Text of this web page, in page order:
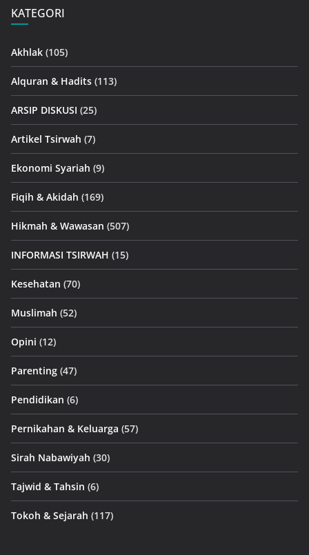
KATEGORI
Akhlak (105)
Alquran & Hadits (113)
ARSIP DISKUSI (25)
Artikel Tsirwah (7)
Ekonomi Syariah (9)
Fiqih & Akidah (169)
Hikmah & Wawasan (507)
INFORMASI TSIRWAH (15)
Kesehatan (70)
Muslimah (52)
Opini (12)
Parenting (47)
Pendidikan (6)
Pernikahan & Keluarga (57)
Sirah Nabawiyah (30)
Tajwid & Tahsin (6)
Tokoh & Sejarah (117)